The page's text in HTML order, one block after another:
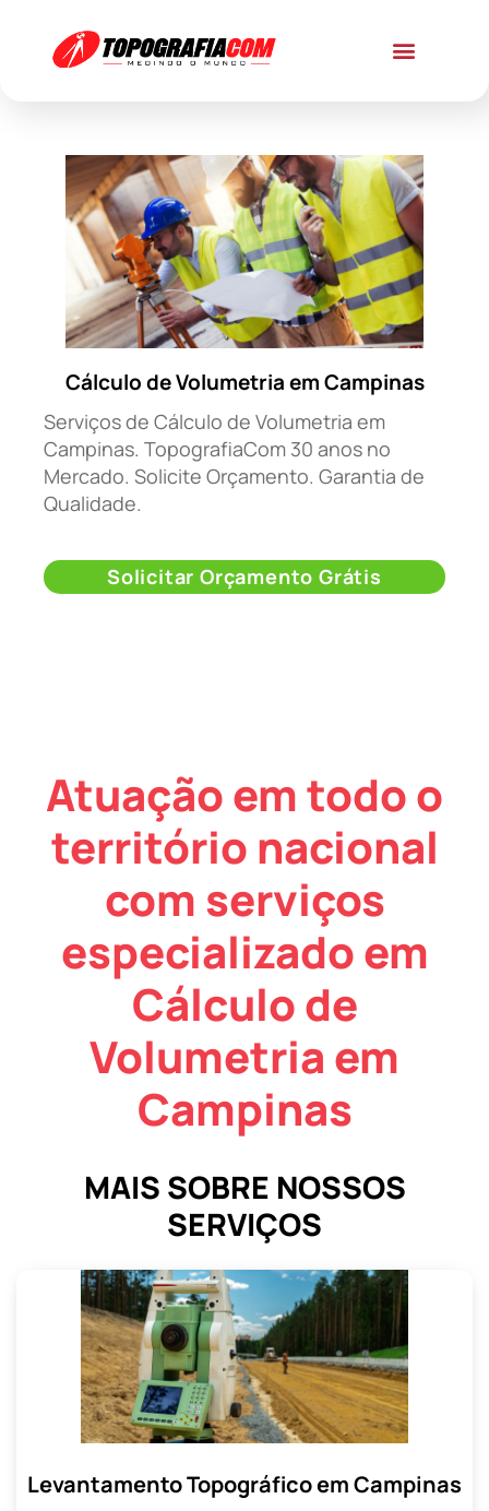
Cálculo de Volumetria em Campinas
Serviços de Cálculo de Volumetria em
Campinas. TopografiaCom 30 anos no
Mercado. Solicite Orçamento. Garantia de
Qualidade.
Solicitar Orçamento Grátis
Atuação em todo o
território nacional
com serviços
especializado em
Cálculo de
Volumetria em
Campinas
MAIS SOBRE NOSSOS
SERVIÇOS
Levantamento Topográfico em Campinas